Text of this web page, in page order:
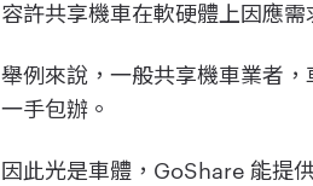
容許共享機車在軟硬體上因應需
舉例來說，一般共享機車業者
一手包辦。
因此光是車體，GoShare 能提